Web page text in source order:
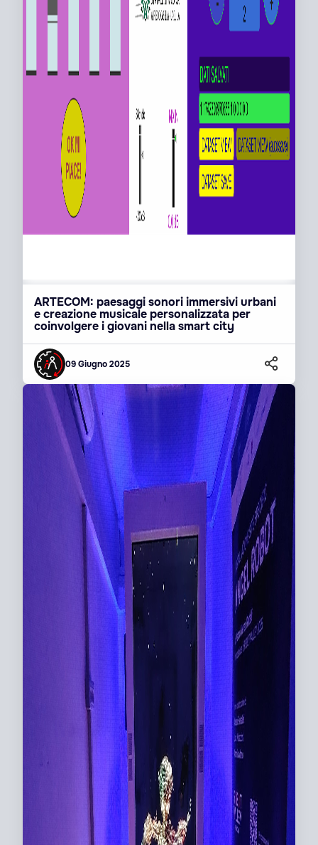
ARTECOM: paesaggi sonori immersivi urbani
e creazione musicale personalizzata per
coinvolgere i giovani nella smart city
09 Giugno 2025